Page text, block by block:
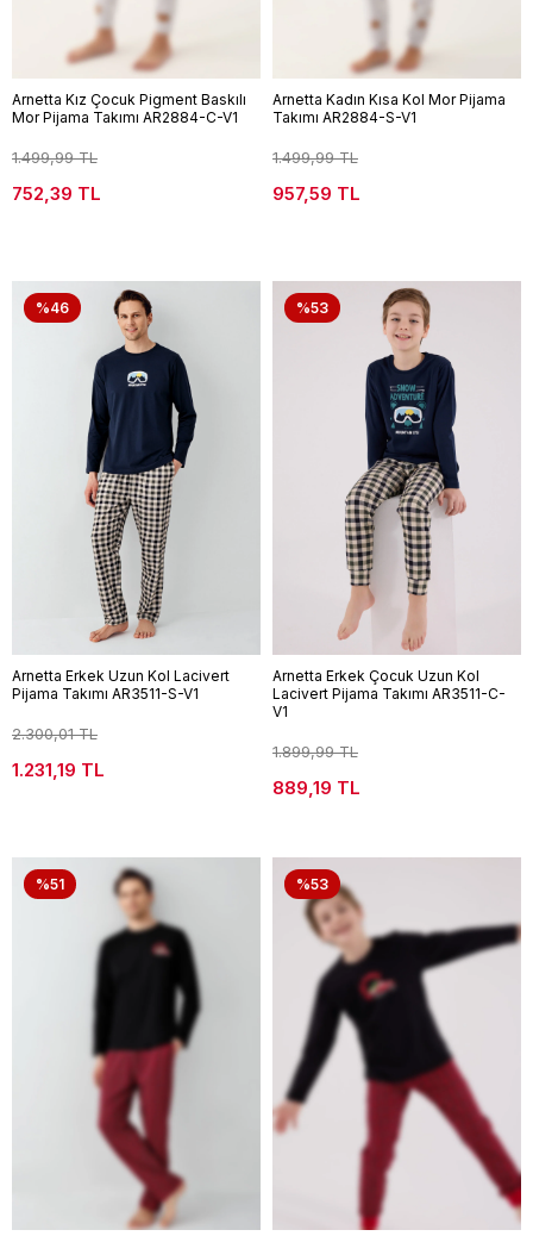
Arnetta Kız Çocuk Pigment Baskılı
Mor Pijama Takımı AR2884-C-V1
1.499,99 TL
752,39 TL
Arnetta Kadın Kısa Kol Mor Pijama
Takımı AR2884-S-V1
1.499,99 TL
957,59 TL
%46
Arnetta Erkek Uzun Kol Lacivert
Pijama Takımı AR3511-S-V1
2.300,01 TL
1.231,19 TL
%53
Arnetta Erkek Çocuk Uzun Kol
Lacivert Pijama Takımı AR3511-C-
V1
1.899,99 TL
889,19 TL
%51 %53